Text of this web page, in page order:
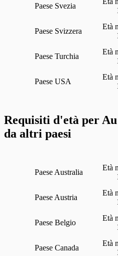
Svezia
Svizzera
Turchia
USA
Requisiti d'età per
da altri paesi
Australia
Austria
Belgio
Canada